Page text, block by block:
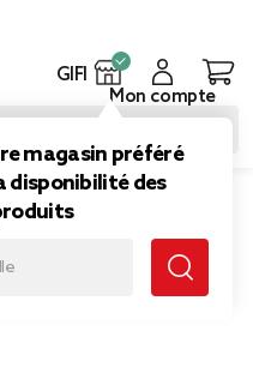
GIFI
magasin préféré
disponibilité des
Mon compte
blanc